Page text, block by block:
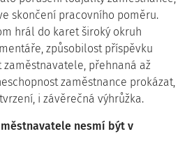
skončení pracovního poměru.
hrál do karet široký okruh
způsobilost příspěvku
přehnaná až
zaměstnance prokázat,
i závěrečná výhrůžka.
nesmí být v